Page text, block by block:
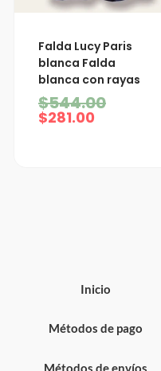
Falda Lucy Paris
blanca Falda
blanca con rayas
$544.00
El
precio
original
era:
$281.00
El
precio
actual
es:
$281.00.
Inicio
Métodos de pago
Métodos de envíos